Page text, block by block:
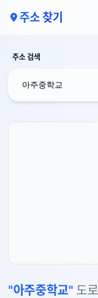
주소 찾기
주소 검색
"아주중학교" 도